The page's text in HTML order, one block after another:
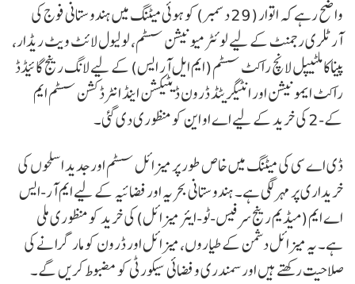
واضح رہے کہ اتوار (29 دسمبر) کو ہوئی میٹنگ میں ہندوستانی فوج کی
آرٹلری رجمنٹ کے لیے لوئٹر میونیشن سسٹم، لو لیول لائٹ ویٹ ریڈار،
پیناکا ملٹیپل لانچ راکٹ سسٹم (ایم ایل آر ایس) کے لیے لانگ رینج گائیڈڈ
راکٹ ایمونیشن اور انٹیگریٹڈ ڈرون ڈیٹیکشن اینڈ انٹرڈکشن سسٹم ایم
کے-2 کی خرید کے لیے اے او این کو منظوری دی گئی۔
ڈی اے سی کی میٹنگ میں خاص طور پر میزائل سسٹم اور جدید اسلحوں کی
خریداری پر مہر لگی ہے۔ ہندوستانی بحریہ اور فضائیہ کے لیے ایم آر-ایس
اے ایم (میڈیم رینج سرفیس-ٹو-ایئر میزائل) کی خرید کو منظوری ملی
ہے۔ یہ میزائل دشمن کے طیاروں، میزائل اور ڈرون کو مار گرانے کی
صلاحیت رکھتے ہیں اور سمندری و فضائی سیکورٹی کو مضبوط کریں گے۔